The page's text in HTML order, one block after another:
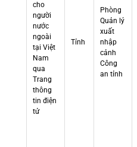
cho
người
nước
ngoài
tại Việt
Nam
qua
Trang
thông
tin điện
tử
Tỉnh
Phòng
Quản lý
xuất
nhập
cảnh
Công
an tỉnh